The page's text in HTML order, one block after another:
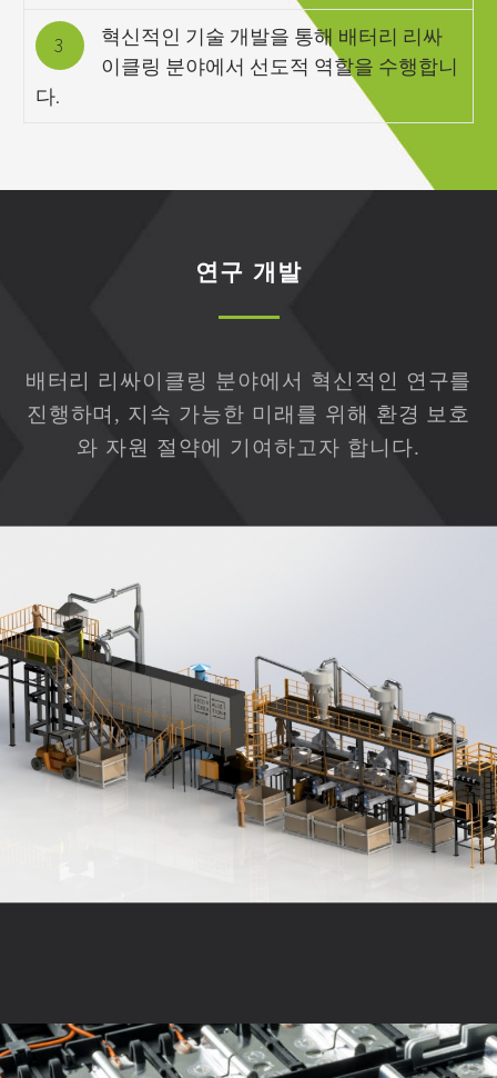
3
혁신적인 기술 개발을 통해 배터리 리싸
이클링 분야에서 선도적 역할을 수행합니
다.
연구 개발
배터리 리싸이클링 분야에서 혁신적인 연구를
진행하며, 지속 가능한 미래를 위해 환경 보호
와 자원 절약에 기여하고자 합니다.